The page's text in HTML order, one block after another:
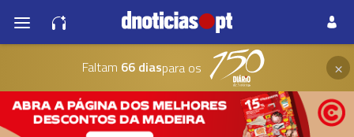
Faltam 66 diaspara os ×